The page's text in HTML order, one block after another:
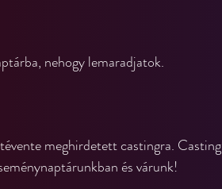
nehogy lemaradjatok.
meghirdetett castingra. Casting
és várunk!